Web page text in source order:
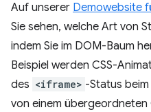
Auf unserer Demowebsite
Sie sehen, welche Art von
indem Sie im DOM-Baum
Beispiel werden CSS-
des <iframe> -Status
von einem